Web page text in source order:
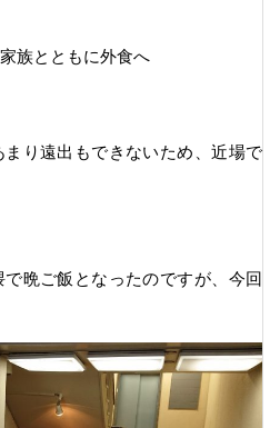
族とともに外食へ
り遠出もできないため、近場で
晩ご飯となったのですが、今回